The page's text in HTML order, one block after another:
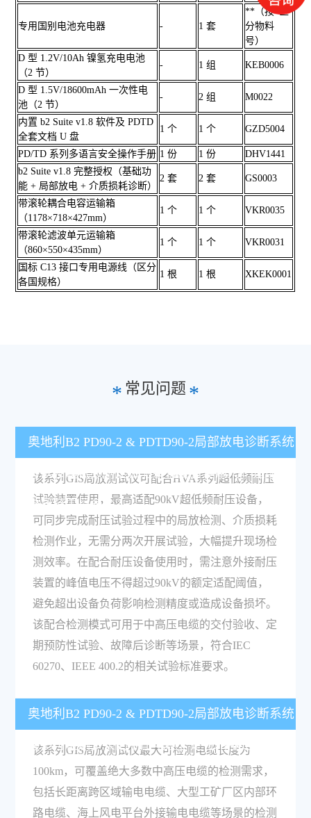
专用国别电池充电器 - 1 套
**（按*区
分物料
号）
D 型 1.2V/10Ah 镍氢充电电池
（2 节）
- 1 组 KEB0006
D 型 1.5V/18600mAh 一次性电
池（2 节）
- 2 组 M0022
内置 b2 Suite v1.8 软件及 PDTD
全套文档 U 盘
1 个 1 个 GZD5004
PD/TD 系列多语言安全操作手册 1 份 1 份
DHV1441
b2 Suite v1.8 完整授权（基础功
能 + 局部放电 + 介质损耗诊断）
2 套 2 套 GS0003
带滚轮耦合电容运输箱
（1178×718×427mm）
1 个 1 个 VKR0035
带滚轮滤波单元运输箱
（860×550×435mm）
1 个 1 个 VKR0031
国标 C13 接口专用电源线（区分
各国规格）
1 根 1 根 XKEK0001
* 常见问题 *
奥地利B2 PD90-2 & PDTD90-2局部放电诊断系统
可以和超低频耐压试验装置配合使用吗，适配的
电压范围是多少？
该系列GIS局放测试仪可配合HVA系列超低频耐压
试验装置使用，最高适配90kV超低频耐压设备，
可同步完成耐压试验过程中的局放检测、介质损耗
检测作业，无需分两次开展试验，大幅提升现场检
测效率。在配合耐压设备使用时，需注意外接耐压
装置的峰值电压不得超过90kV的额定适配阈值，
避免超出设备负荷影响检测精度或造成设备损坏。
该配合检测模式可用于中高压电缆的交付验收、定
期预防性试验、故障后诊断等场景，符合IEC
60270、IEEE 400.2的相关试验标准要求。
奥地利B2 PD90-2 & PDTD90-2局部放电诊断系统
最多可检测多长的中压电缆，定位精度是多少？
该系列GIS局放测试仪最大可检测电缆长度为
100km，可覆盖绝大多数中高压电缆的检测需求，
包括长距离跨区域输电电缆、大型工矿厂区内部环
路电缆、海上风电平台外接输电电缆等场景的检测